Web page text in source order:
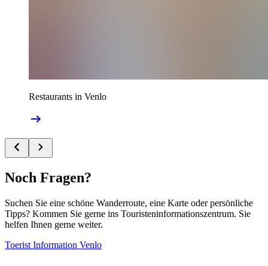
Restaurants in Venlo
Noch Fragen?
Suchen Sie eine schöne Wanderroute, eine Karte oder persönliche
Tipps? Kommen Sie gerne ins Touristeninformationszentrum. Sie
helfen Ihnen gerne weiter.
Toerist Information Venlo